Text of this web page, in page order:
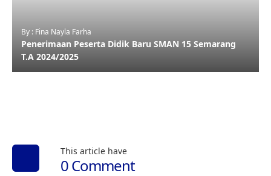
By : Fina Nayla Farha
Penerimaan Peserta Didik Baru SMAN 15 Semarang
T.A 2024/2025
This article have
0 Comment